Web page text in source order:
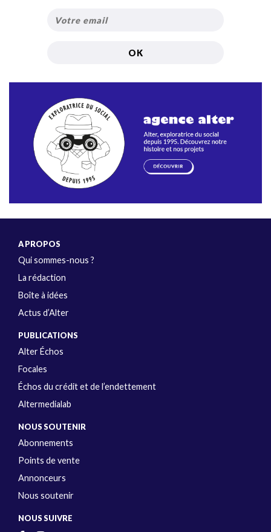
A PROPOS
Qui sommes-nous ?
La rédaction
Boîte à idées
Actus d’Alter
PUBLICATIONS
Alter Échos
Focales
Échos du crédit et de l’endettement
Altermedialab
NOUS SOUTENIR
Abonnements
Points de vente
Annonceurs
Nous soutenir
NOUS SUIVRE